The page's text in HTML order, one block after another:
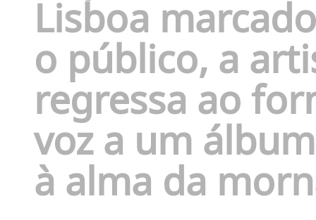
Lisboa
o público, a
regressa ao
voz a um
à alma da